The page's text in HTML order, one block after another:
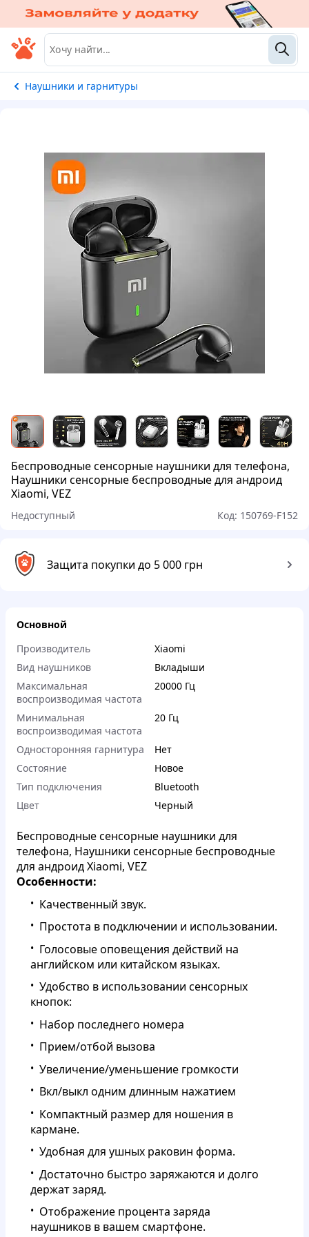
Наушники и гарнитуры
Беспроводные сенсорные наушники для телефона,
Наушники сенсорные беспроводные для андроид
Xiaomi, VEZ
Недоступный Код: 150769-F152
Защита покупки до 5 000 грн
Основной
Производитель
Xiaomi
Вид наушников
Вкладыши
Максимальная
воспроизводимая частота
20000 Гц
Минимальная
воспроизводимая частота
20 Гц
Односторонняя гарнитура
Нет
Состояние
Новое
Тип подключения
Bluetooth
Цвет
Черный
Беспроводные сенсорные наушники для
телефона, Наушники сенсорные беспроводные
для андроид Xiaomi, VEZ
Особенности:
Качественный звук.
Простота в подключении и использовании.
Голосовые оповещения действий на
английском или китайском языках.
Удобство в использовании сенсорных
кнопок:
Набор последнего номера
Прием/отбой вызова
Увеличение/уменьшение громкости
Вкл/выкл одним длинным нажатием
Компактный размер для ношения в
кармане.
Удобная для ушных раковин форма.
Достаточно быстро заряжаются и долго
держат заряд.
Отображение процента заряда
наушников в вашем смартфоне.